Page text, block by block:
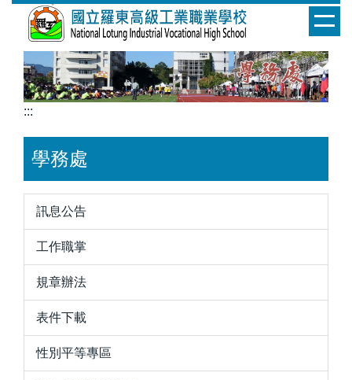
:::
學務處
訊息公告
工作職掌
規章辦法
表件下載
性別平等專區